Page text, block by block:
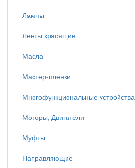
Лампы
Ленты красящие
Масла
Мастер-пленки
Многофункциональные устройства
Моторы, Двигатели
Муфты
Направляющие